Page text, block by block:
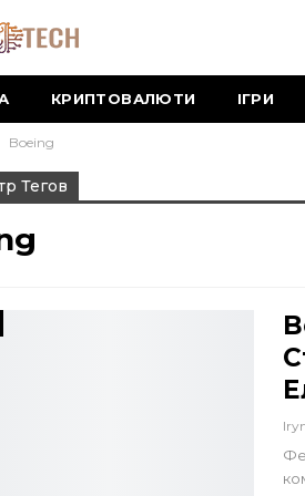
КРИПТОВАЛЮТИ ІГРИ
Boeing
Тегов